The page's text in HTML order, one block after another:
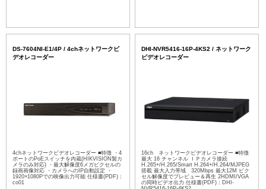
DS-7604NI-E1/4P / 4chネットワークビ
デオレコーダー
4chネットワークビデオレコーダー ■特徴 ・4
ポートのPoEスイッチを内蔵(HIKVISION製カ
メラのみ対応) ・最大解像度6メガピクセルの
録画画像対応 ・カメラへのIP自動設定 ・
1920×1080Pでの映像出力可能 仕様書(PDF)：
co01
DHI-NVR5416-16P-4KS2 / ネットワーク
ビデオレコーダー
16ch ネットワークビデオレコーダー ■特徴
最大 16 チャンネル ＩＰカメラ接続
H.265+/H.265/Smart H.264+/H.264/MJPEG
搭載 最大入力帯域 320Mbps 最大12M ピク
セル解像度でプレビュー＆再生 2HDMI/VGA
の同時ビデオ出力 仕様書(PDF)：DHI-